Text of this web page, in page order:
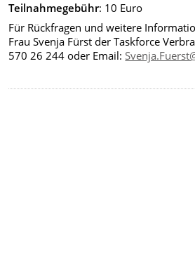
Teilnahmegebühr: 10 Euro
Für Rückfragen und weitere
Frau Svenja Fürst der Taskforce
570 26 244 oder Email: